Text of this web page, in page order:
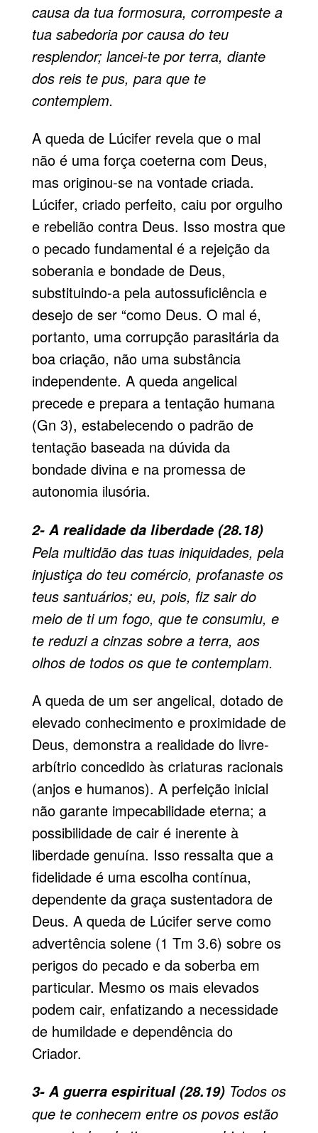
causa da tua formosura, corrompeste a
tua sabedoria por causa do teu
resplendor; lancei-te por terra, diante
dos reis te pus, para que te
contemplem.
A queda de Lúcifer revela que o mal
não é uma força coeterna com Deus,
mas originou-se na vontade criada.
Lúcifer, criado perfeito, caiu por orgulho
e rebelião contra Deus. Isso mostra que
o pecado fundamental é a rejeição da
soberania e bondade de Deus,
substituindo-a pela autossuficiência e
desejo de ser “como Deus. O mal é,
portanto, uma corrupção parasitária da
boa criação, não uma substância
independente. A queda angelical
precede e prepara a tentação humana
(Gn 3), estabelecendo o padrão de
tentação baseada na dúvida da
bondade divina e na promessa de
autonomia ilusória.
2- A realidade da liberdade (28.18)
Pela multidão das tuas iniquidades, pela
injustiça do teu comércio, profanaste os
teus santuários; eu, pois, fiz sair do
meio de ti um fogo, que te consumiu, e
te reduzi a cinzas sobre a terra, aos
olhos de todos os que te contemplam.
A queda de um ser angelical, dotado de
elevado conhecimento e proximidade de
Deus, demonstra a realidade do livre-
arbítrio concedido às criaturas racionais
(anjos e humanos). A perfeição inicial
não garante impecabilidade eterna; a
possibilidade de cair é inerente à
liberdade genuína. Isso ressalta que a
fidelidade é uma escolha contínua,
dependente da graça sustentadora de
Deus. A queda de Lúcifer serve como
advertência solene (1 Tm 3.6) sobre os
perigos do pecado e da soberba em
particular. Mesmo os mais elevados
podem cair, enfatizando a necessidade
de humildade e dependência do
Criador.
3- A guerra espiritual (28.19) Todos os
que te conhecem entre os povos estão